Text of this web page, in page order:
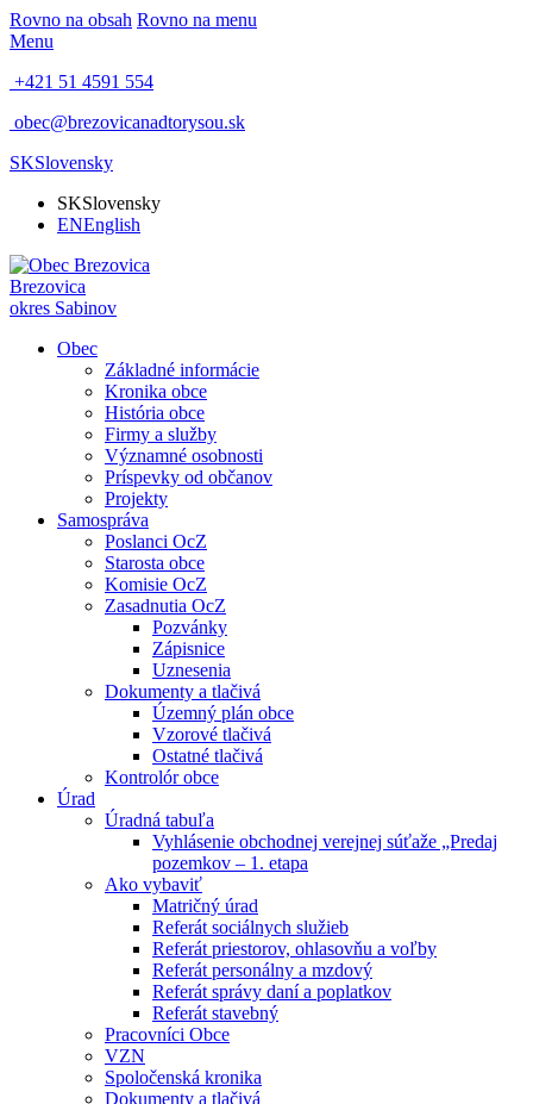
Rovno na obsah Rovno na menu
Menu
+421 51 4591 554
obec@brezovicanadtorysou.sk
SKSlovensky
SKSlovensky
ENEnglish
Brezovica
okres Sabinov
Obec
Základné informácie
Kronika obce
História obce
Firmy a služby
Významné osobnosti
Príspevky od občanov
Projekty
Samospráva
Poslanci OcZ
Starosta obce
Komisie OcZ
Zasadnutia OcZ
Pozvánky
Zápisnice
Uznesenia
Dokumenty a tlačivá
Územný plán obce
Vzorové tlačivá
Ostatné tlačivá
Kontrolór obce
Úrad
Úradná tabuľa
Vyhlásenie obchodnej verejnej súťaže „Predaj
pozemkov – 1. etapa
Ako vybaviť
Matričný úrad
Referát sociálnych služieb
Referát priestorov, ohlasovňu a voľby
Referát personálny a mzdový
Referát správy daní a poplatkov
Referát stavebný
Pracovníci Obce
VZN
Spoločenská kronika
Dokumenty a tlačivá